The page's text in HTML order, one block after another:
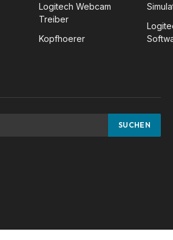
Logitech Webcam
Treiber
Kopfhoerer